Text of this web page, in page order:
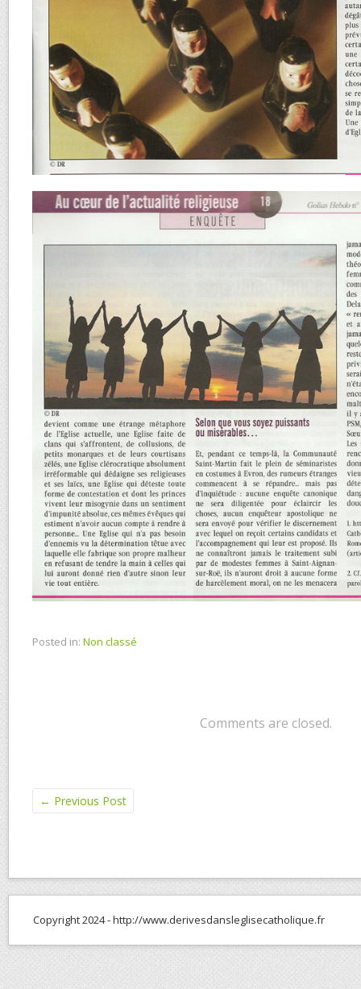
Posted in: Non classé
Comments are closed.
← Previous Post
Copyright 2024 - http://www.derivesdansleglisecatholique.fr